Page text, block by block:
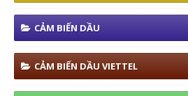
CẢM BIẾN DẦU
CẢM BIẾN DẦU VIETTEL